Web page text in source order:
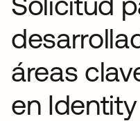
áreas
en Identity